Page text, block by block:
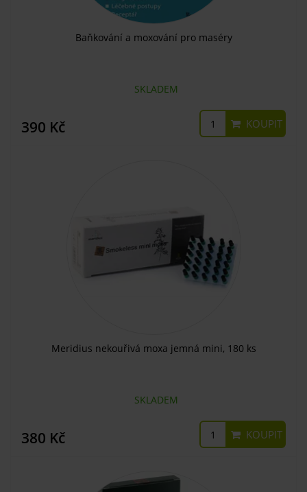
Baňkování a moxování pro maséry
SKLADEM
390 Kč KOUPIT
Meridius nekouřivá moxa jemná mini, 180 ks
SKLADEM
380 Kč KOUPIT